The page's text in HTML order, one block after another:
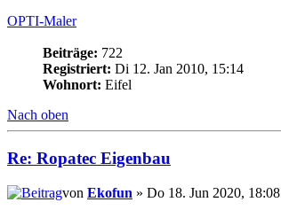
OPTI-Maler
Beiträge: 722
Registriert: Di 12. Jan 2010, 15:14
Wohnort: Eifel
Nach oben
Re: Ropatec Eigenbau
von Ekofun » Do 18. Jun 2020, 18:08